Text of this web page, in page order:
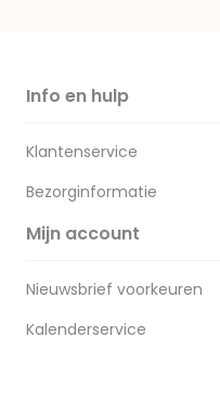
Info en hulp
Klantenservice
Bezorginformatie
Mijn account
Nieuwsbrief voorkeuren
Kalenderservice